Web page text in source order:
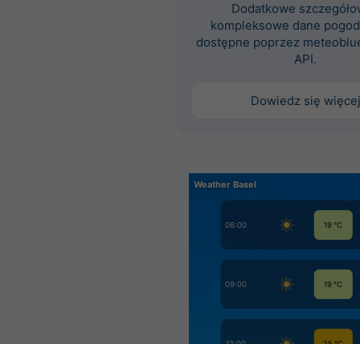
Dodatkowe
kompleksowe dane
dostępne poprzez
API.
Dowiedz się więcej